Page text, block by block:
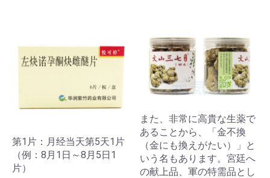
第1片：月经当天第5天1片
（例：8月1日～8月5日1
片）
また、非常に高貴な生薬で
あることから、「金不換
（金にも換えがたい）」と
いう名もあります。宮廷へ
の献上品、軍の特需品とし